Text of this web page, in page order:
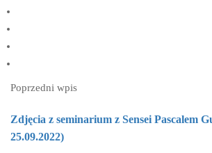
Poprzedni wpis
Zdjęcia z seminarium z Sensei Pascalem
25.09.2022)